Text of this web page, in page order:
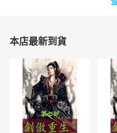
本店最新到貨